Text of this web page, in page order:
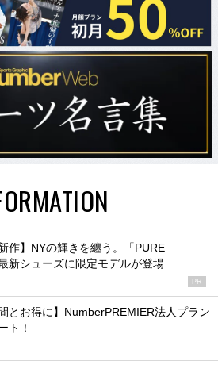
作】NYの輝きを纏う。「PURE
新シューズに限定モデルが登場
PR
とお得に】NumberPREMIER法人プラン
ト！